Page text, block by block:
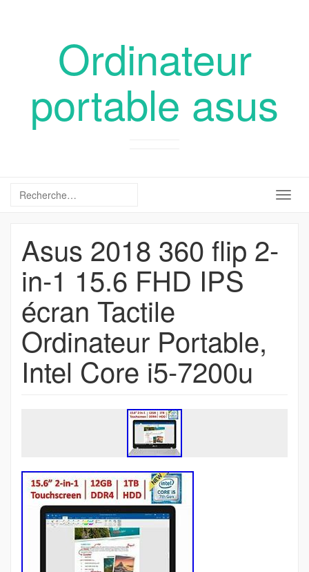
Ordinateur
portable asus
Asus 2018 360 flip 2-
in-1 15.6 FHD IPS
écran Tactile
Ordinateur Portable,
Intel Core i5-7200u